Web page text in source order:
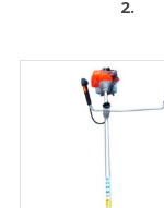
2.